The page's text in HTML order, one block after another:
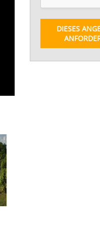
DIESES